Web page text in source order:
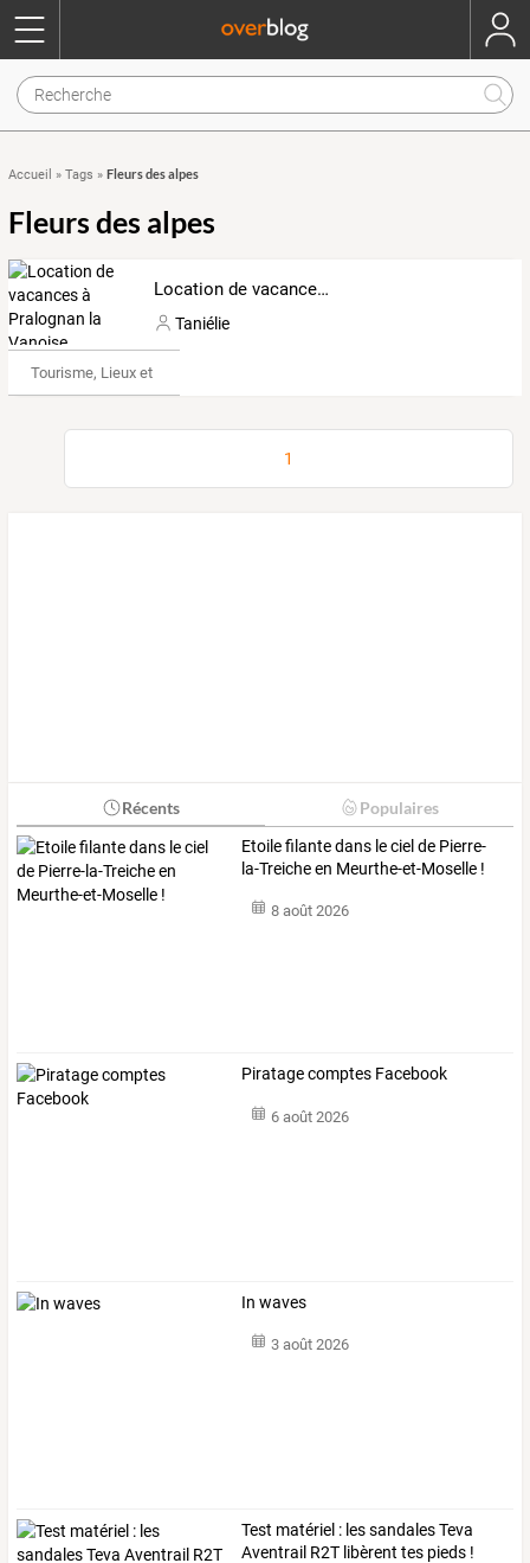
Accueil » Tags » Fleurs des alpes
Fleurs des alpes
Location de vacances à Pralognan la Vanoise
Taniélie
Tourisme, Lieux et Événements
1
Récents Populaires
Etoile filante dans le ciel de Pierre-
la-Treiche en Meurthe-et-Moselle !
8 août 2026
Piratage comptes Facebook
6 août 2026
In waves
3 août 2026
Test matériel : les sandales Teva
Aventrail R2T libèrent tes pieds !